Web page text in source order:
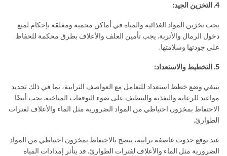
4. التخزين الجيد:
يجب تخزين المواد الغذائية والمياه في أماكن محمية ومغلقة بإحكام لمنع
دخول الرمال والأتربة. يجب تأمين العلف والأعلاف بطرق محكمة للحفاظ
على جودتها وسلامتها.
5. التخطيط والاستعداد:
ينبغي وضع خطط استعداد للتعامل مع العواصف الترابية، بما في ذلك تحديد
مواعيد للرعاية والتغذية والتنظيف على ضوء التوقعات المناخية. يجب أيضًا
الاحتفاظ بمخزون احتياطي من المواد الضرورية مثل الماء والأعلاف لفترات
الطوارئ.
عند توقع حدوث عاصفة ترابية، ينصح بالاحتفاظ بمخزون احتياطي من المواد
الضرورية مثل الماء والأعلاف لفترات الطوارئ. قد يتأثر إمدادات المياه